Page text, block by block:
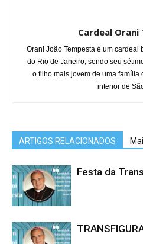
Cardeal
Orani João Tempesta é um
do Rio de Janeiro, sendo seu
o filho mais jovem de uma
interior de
ARTIGOS RELACIONADOS
Festa da